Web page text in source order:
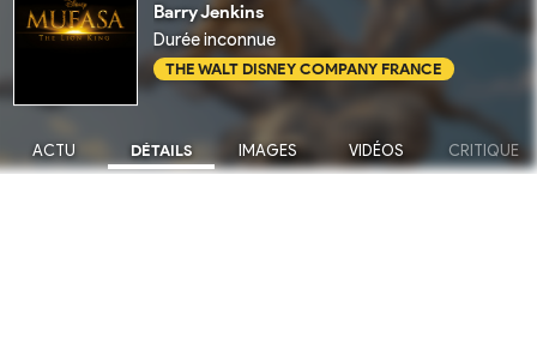
Barry Jenkins
Durée inconnue
THE WALT DISNEY COMPANY FRANCE
ACTU DÉTAILS IMAGES VIDÉOS CRITIQUE